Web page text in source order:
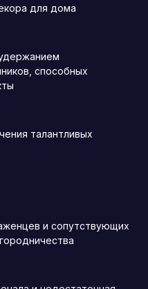
для дома
способных
талантливых
и сопутствующих